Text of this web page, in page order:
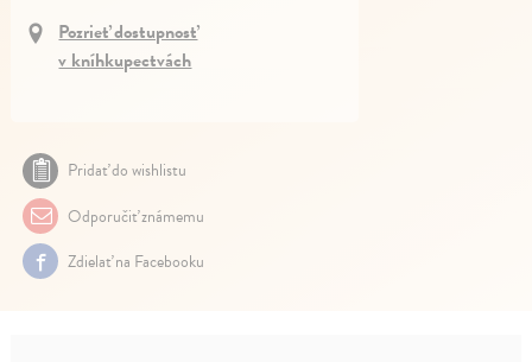
Pozrieť dostupnosť
v kníhkupectvách
Pridať do wishlistu
Odporučiť známemu
Zdielať na Facebooku